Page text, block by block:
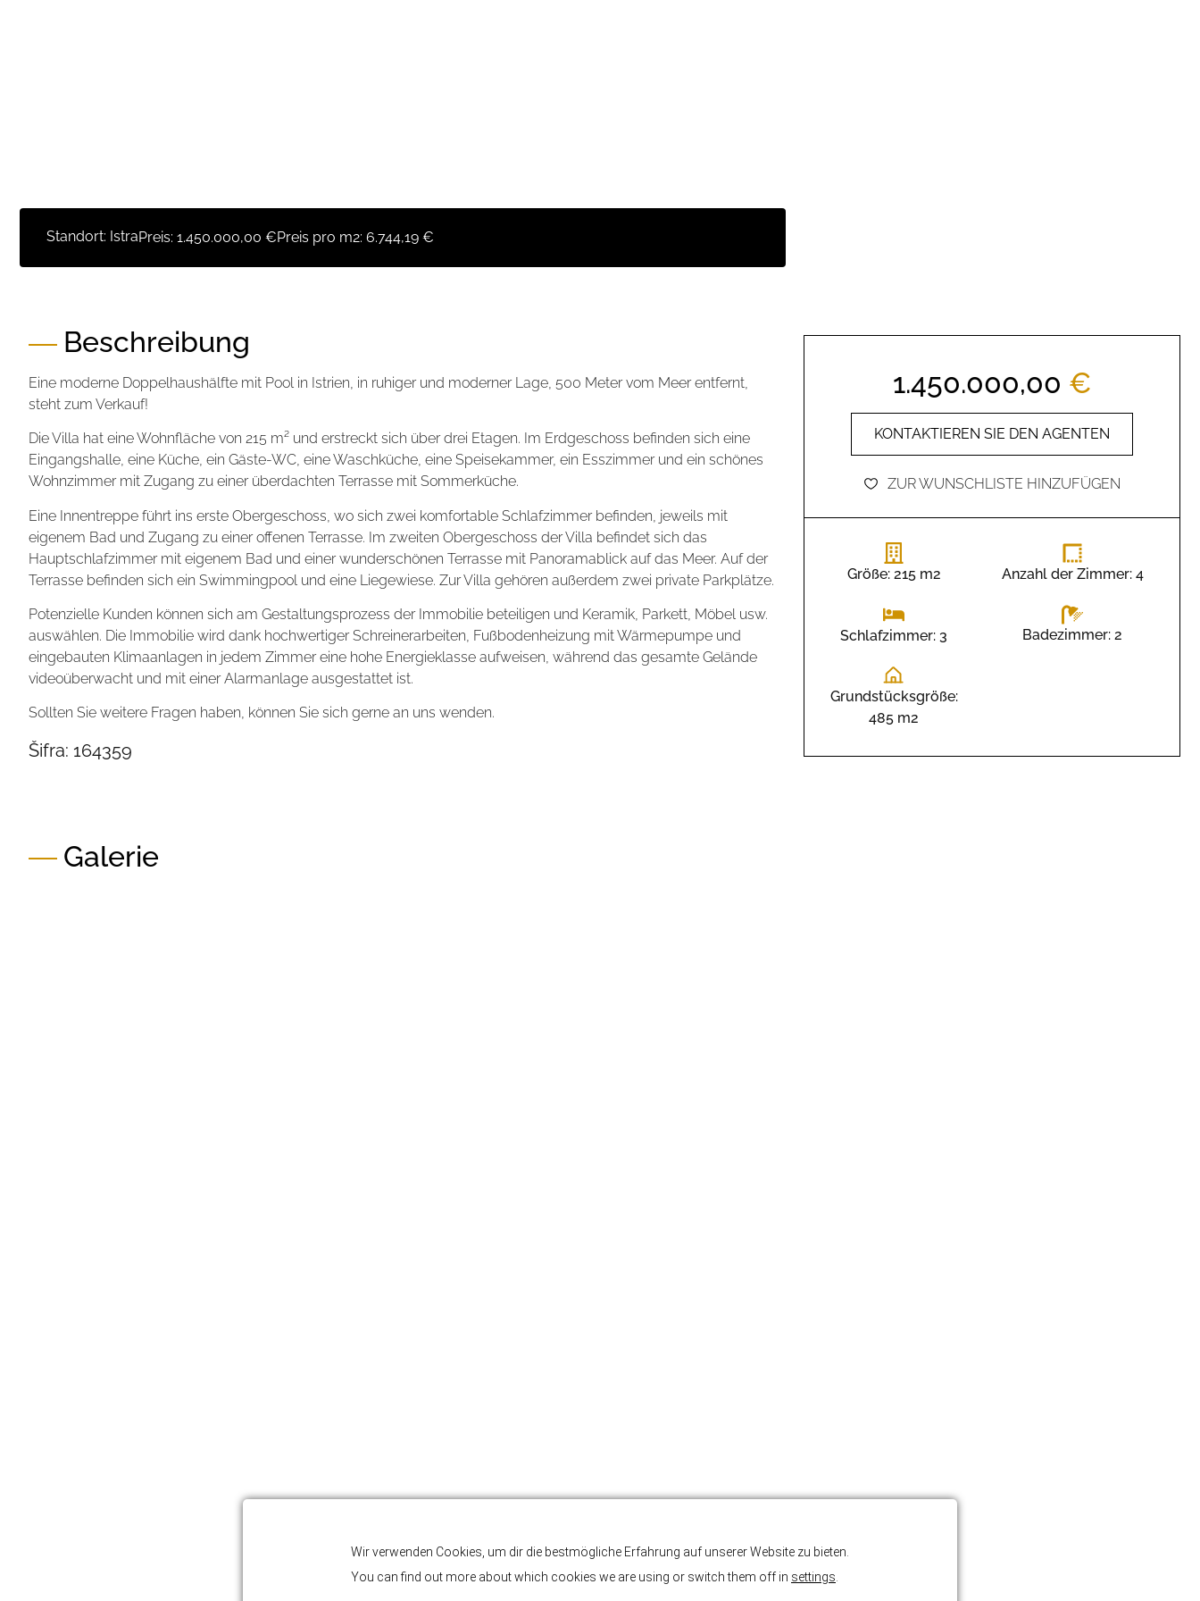
Standort: IstraPreis: 1.450.000,00 €Preis pro m2: 6.744,19 €
Beschreibung
Eine moderne Doppelhaushälfte mit Pool in Istrien, in ruhiger und moderner Lage, 500 Meter vom Meer entfernt,
steht zum Verkauf!
Die Villa hat eine Wohnfläche von 215 m² und erstreckt sich über drei Etagen. Im Erdgeschoss befinden sich eine
Eingangshalle, eine Küche, ein Gäste-WC, eine Waschküche, eine Speisekammer, ein Esszimmer und ein schönes
Wohnzimmer mit Zugang zu einer überdachten Terrasse mit Sommerküche.
Eine Innentreppe führt ins erste Obergeschoss, wo sich zwei komfortable Schlafzimmer befinden, jeweils mit
eigenem Bad und Zugang zu einer offenen Terrasse. Im zweiten Obergeschoss der Villa befindet sich das
Hauptschlafzimmer mit eigenem Bad und einer wunderschönen Terrasse mit Panoramablick auf das Meer. Auf der
Terrasse befinden sich ein Swimmingpool und eine Liegewiese. Zur Villa gehören außerdem zwei private Parkplätze.
Potenzielle Kunden können sich am Gestaltungsprozess der Immobilie beteiligen und Keramik, Parkett, Möbel usw.
auswählen. Die Immobilie wird dank hochwertiger Schreinerarbeiten, Fußbodenheizung mit Wärmepumpe und
eingebauten Klimaanlagen in jedem Zimmer eine hohe Energieklasse aufweisen, während das gesamte Gelände
videoüberwacht und mit einer Alarmanlage ausgestattet ist.
Sollten Sie weitere Fragen haben, können Sie sich gerne an uns wenden.
Šifra: 164359
Galerie
1.450.000,00 €
KONTAKTIEREN SIE DEN AGENTEN
ZUR WUNSCHLISTE HINZUFÜGEN
Größe: 215 m2 Anzahl der Zimmer: 4
Schlafzimmer: 3 Badezimmer: 2
Grundstücksgröße:
485 m2
Wir verwenden Cookies, um dir die bestmögliche Erfahrung auf unserer Website zu bieten.
You can find out more about which cookies we are using or switch them off in settings